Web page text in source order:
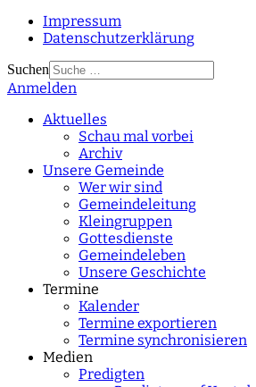
Impressum
Datenschutzerklärung
Suchen
Type 2 or more
Anmelden
Aktuelles
Schau mal vorbei
Archiv
Unsere Gemeinde
Wer wir sind
Gemeindeleitung
Kleingruppen
Gottesdienste
Gemeindeleben
Unsere Geschichte
Termine
Kalender
Termine exportieren
Termine synchronisieren
Medien
Predigten